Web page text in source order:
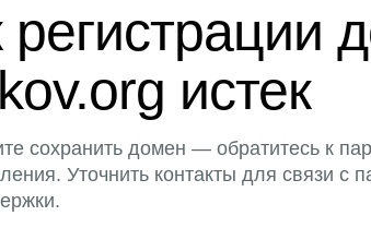
регистрации
истек
сохранить домен — обратитесь к
Уточнить контакты для связи с